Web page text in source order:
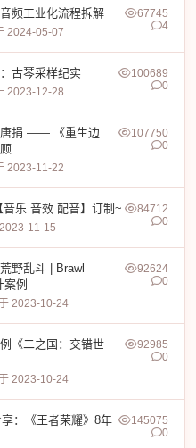
频工业化流程拆解
2024-05-07
67745
4
古琴采样纪实
2023-12-28
100689
0
唐捐 —— 《重生边
2023-11-22
107750
0
乐 音效 配音】订制~
11-15
84712
0
野乱斗 | Brawl
例
2023-10-24
92624
0
《二之国：交错世
2023-10-24
92985
0
：《王者荣耀》8年
145075
0